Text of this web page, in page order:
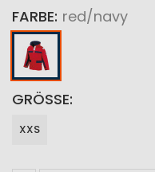
FARBE red/navy
GRÖSSE
XXS